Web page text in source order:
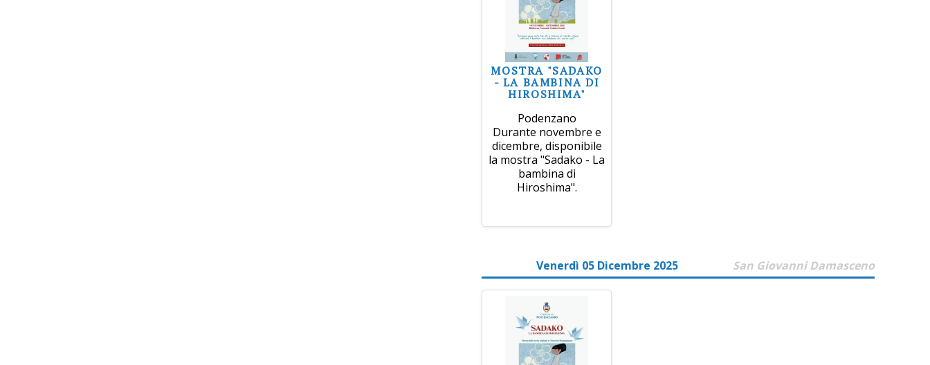
MOSTRA "SADAKO
- LA BAMBINA DI
HIROSHIMA"
Podenzano
Durante novembre e
dicembre, disponibile
la mostra "Sadako - La
bambina di
Hiroshima".
Venerdì 05 Dicembre 2025 San Giovanni Damasceno